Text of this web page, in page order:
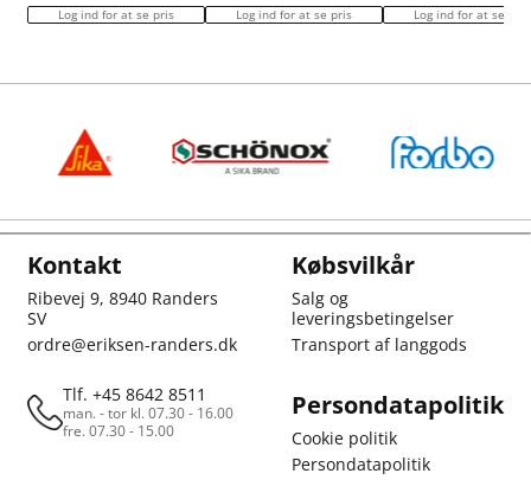
Log ind for at se pris Log ind for at se pris Log ind for at se pris
Kontakt
Ribevej 9, 8940 Randers
SV
ordre@eriksen-randers.dk
Tlf. +45 8642 8511
man. - tor kl. 07.30 - 16.00
fre. 07.30 - 15.00
Købsvilkår
Salg og
leveringsbetingelser
Transport af langgods
Persondatapolitik
Cookie politik
Persondatapolitik